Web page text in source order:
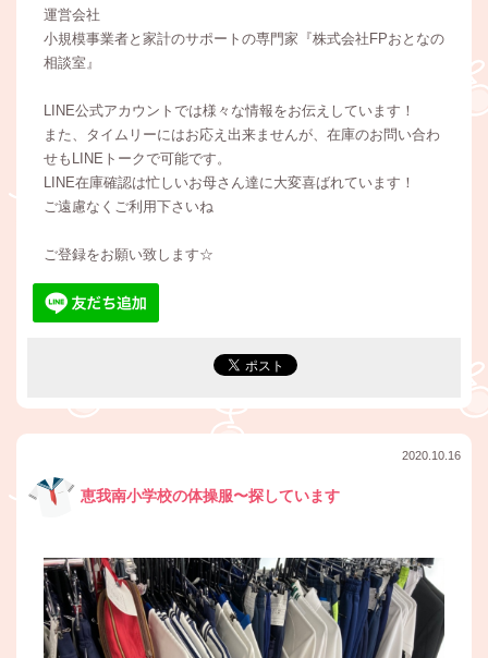
運営会社
小規模事業者と家計のサポートの専門家『株式会社FPおとなの
相談室』
LINE公式アカウントでは様々な情報をお伝えしています！
また、タイムリーにはお応え出来ませんが、在庫のお問い合わ
せもLINEトークで可能です。
LINE在庫確認は忙しいお母さん達に大変喜ばれています！
ご遠慮なくご利用下さいね
ご登録をお願い致します☆
2020.10.16
恵我南小学校の体操服〜探しています